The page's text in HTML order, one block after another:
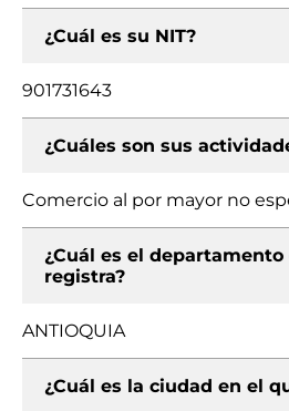
¿Cuál es su NIT?
901731643
¿Cuáles son sus
Comercio al por mayor no
¿Cuál es el departamento
registra?
ANTIOQUIA
¿Cuál es la ciudad en el